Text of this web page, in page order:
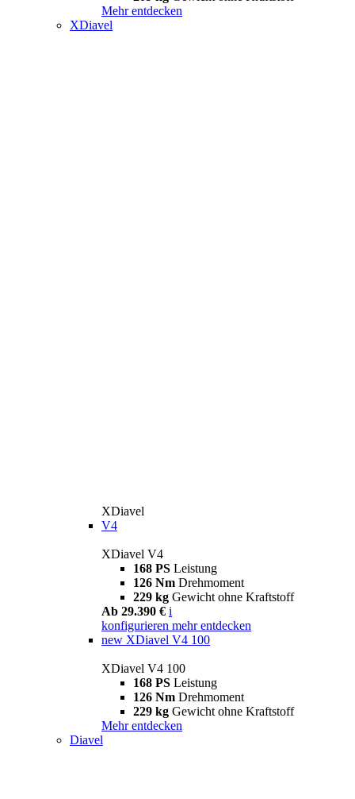
Mehr entdecken
XDiavel
XDiavel
V4
XDiavel V4
168 PS Leistung
126 Nm Drehmoment
229 kg Gewicht ohne Kraftstoff
Ab 29.390 € i
konfigurieren mehr entdecken
new XDiavel V4 100
XDiavel V4 100
168 PS Leistung
126 Nm Drehmoment
229 kg Gewicht ohne Kraftstoff
Mehr entdecken
Diavel